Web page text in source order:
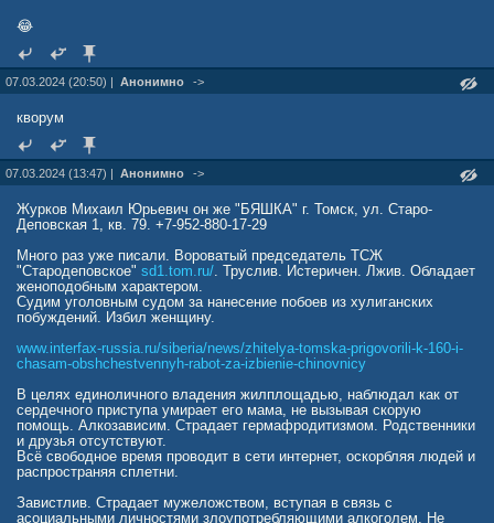
😂
07.03.2024 (20:50) | Анонимно ->
кворум
07.03.2024 (13:47) | Анонимно ->
Журков Михаил Юрьевич он же "БЯШКА" г. Томск, ул. Старо-
Деповская 1, кв. 79. +7-952-880-17-29
Много раз уже писали. Вороватый председатель ТСЖ
"Стародеповское" sd1.tom.ru/. Труслив. Истеричен. Лжив. Обладает
женоподобным характером.
Судим уголовным судом за нанесение побоев из хулиганских
побуждений. Избил женщину.
www.interfax-russia.ru/siberia/news/zhitelya-tomska-prigovorili-k-160-i-
chasam-obshchestvennyh-rabot-za-izbienie-chinovnicy
В целях единоличного владения жилплощадью, наблюдал как от
сердечного приступа умирает его мама, не вызывая скорую
помощь. Алкозависим. Страдает гермафродитизмом. Родственники
и друзья отсутствуют.
Всё свободное время проводит в сети интернет, оскорбляя людей и
распространяя сплетни.
Завистлив. Страдает мужеложством, вступая в связь с
асоциальными личностями злоупотребляющими алкоголем. Не